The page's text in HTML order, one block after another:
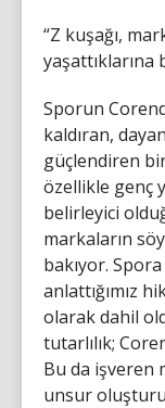
“Z kuşağı,
yaşattıklarına
Sporun
kaldıran,
güçlendiren
özellikle genç
belirleyici
markaların
bakıyor.
anlattığımız
olarak dahil
tutarlılık;
Bu da işveren
unsur